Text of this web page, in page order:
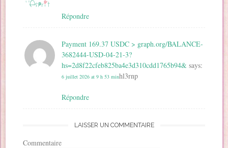
Répondre
Payment 169.37 USDC > graph.org/BALANCE-
3682444-USD-04-21-3?
hs=2d8f22cfeb825ba4e3d310cdd1765b94& says:
6 juillet 2026 at 9 h 53 minhl3rnp
Répondre
LAISSER UN COMMENTAIRE
Commentaire